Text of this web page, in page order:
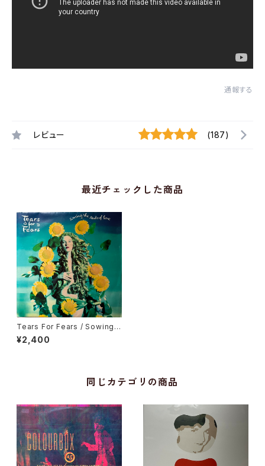
通報する
レビュー (187)
最近チェックした商品
Tears For Fears / Sowing
The Seeds Of Love
¥2,400
同じカテゴリの商品